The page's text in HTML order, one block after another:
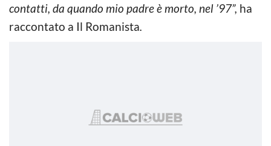
contatti, da quando mio padre è morto, nel ’97”, ha
raccontato a Il Romanista.